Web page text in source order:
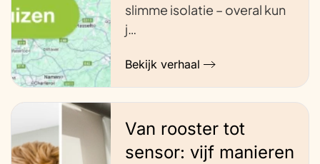
slimme isolatie – overal kun
j…
Bekijk verhaal
Van rooster tot
sensor: vijf manieren